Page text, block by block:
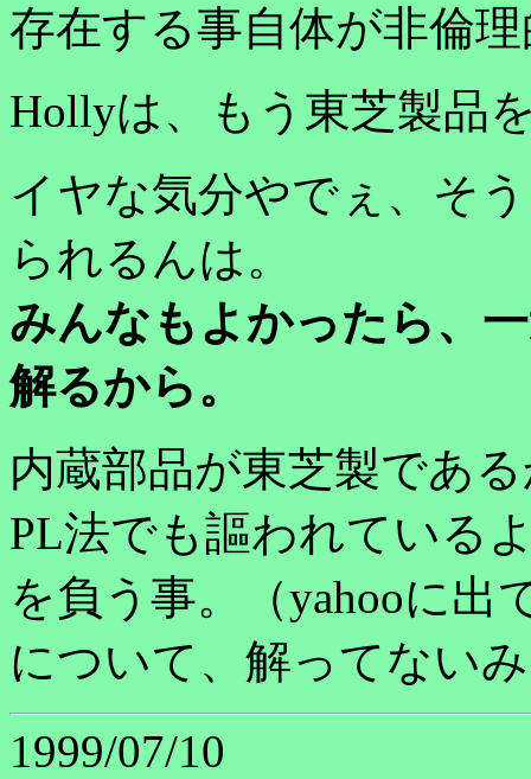
存在する事自体が非倫
Hollyは、もう東芝製品
イヤな気分やでぇ、そ
られるんは。
みんなもよかったら、
解るから。
内蔵部品が東芝製であ
PL法でも謳われている
を負う事。（yahooに出
について、解ってない
1999/07/10